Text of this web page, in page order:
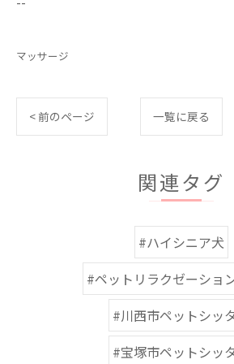
マッサージ
< 前のページ 一覧に戻る
関連タグ
#ハイシニア犬
#ペットリラクゼーショ
#川西市ペットシッ
#宝塚市ペットシッ